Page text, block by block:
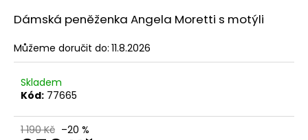
Dámská peněženka Angela Moretti s motýli
Můžeme doručit do: 11.8.2026
Skladem
Kód: 77665
1 190 Kč –20 %
D
o
p
o
r
u